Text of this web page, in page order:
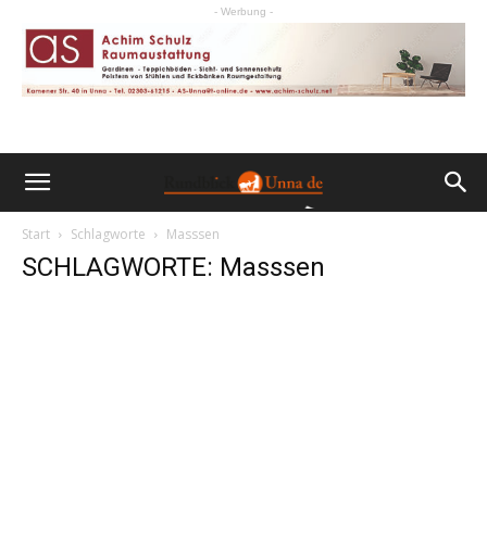
- Werbung -
Start Schlagworte Masssen
SCHLAGWORTE: Masssen